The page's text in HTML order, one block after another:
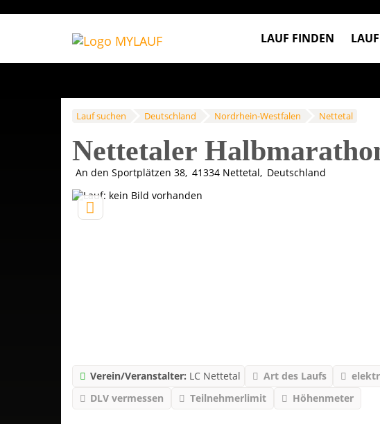
LAUF FINDEN
Lauf suchen Deutschland Nordrhein-Westfalen Nettetal
Nettetaler
An den Sportplätzen 38 41334 Nettetal Deutschland
Verein/Veranstalter: LC Nettetal Art des Laufs
DLV vermessen
Teilnehmerlimit Höhenmeter